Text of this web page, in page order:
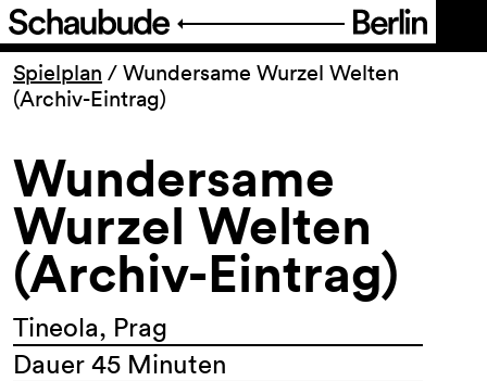
Programm
Ticket
Barrierefreiheit
Über uns
Spielplan / Wundersame Wurzel Welten
(Archiv-Eintrag)
Wundersame
Wurzel Welten
(Archiv-Eintrag)
Tineola, Prag
Dauer 45 Minuten